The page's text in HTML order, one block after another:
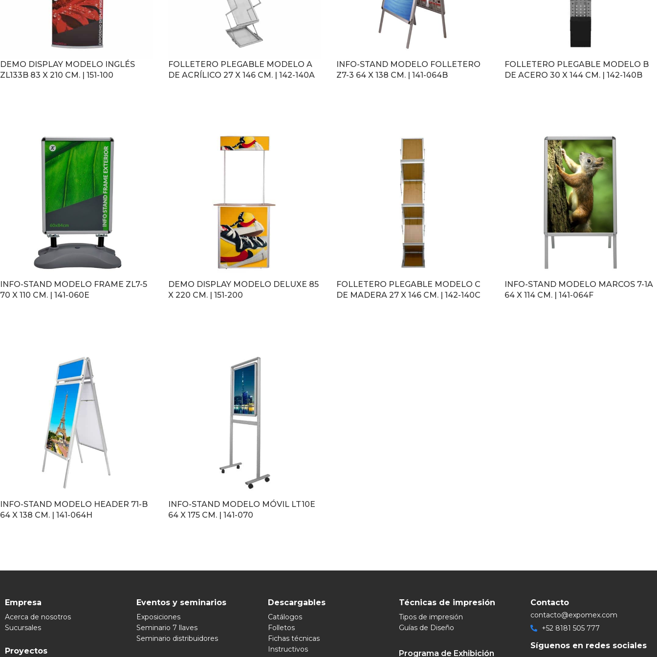
DEMO DISPLAY MODELO INGLÉS
ZL133B 83 X 210 CM. | 151-100
FOLLETERO PLEGABLE MODELO A
DE ACRÍLICO 27 X 146 CM. | 142-140A
INFO-STAND MODELO FOLLETERO
Z7-3 64 X 138 CM. | 141-064B
FOLLETERO PLEGABLE MODELO B
DE ACERO 30 X 144 CM. | 142-140B
INFO-STAND MODELO FRAME ZL7-5
70 X 110 CM. | 141-060E
DEMO DISPLAY MODELO DELUXE 85
X 220 CM. | 151-200
FOLLETERO PLEGABLE MODELO C
DE MADERA 27 X 146 CM. | 142-140C
INFO-STAND MODELO MARCOS 7-1A
64 X 114 CM. | 141-064F
INFO-STAND MODELO HEADER 71-B
64 X 138 CM. | 141-064H
INFO-STAND MODELO MÓVIL LT10E
64 X 175 CM. | 141-070
Empresa
Acerca de nosotros
Sucursales
Proyectos
Eventos y seminarios
Exposiciones
Seminario 7 llaves
Seminario distribuidores
Descargables
Catálogos
Folletos
Fichas técnicas
Instructivos
Técnicas de impresión
Tipos de impresión
Guías de Diseño
Programa de Exhibición
Contacto
contacto@expomex.com
+52 8181 505 777
Síguenos en redes sociales